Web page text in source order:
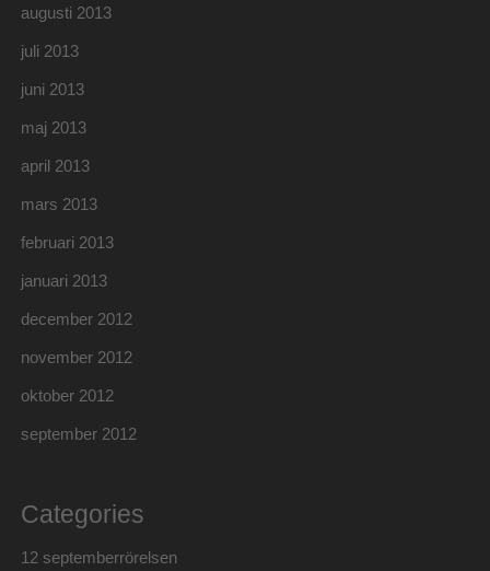
augusti 2013
juli 2013
juni 2013
maj 2013
april 2013
mars 2013
februari 2013
januari 2013
december 2012
november 2012
oktober 2012
september 2012
Categories
12 septemberrörelsen